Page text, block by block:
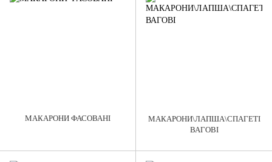
МАКАРОНИ ФАСОВАНІ
МАКАРОНИ\ЛАПША\СПАГЕТІ
ВАГОВІ